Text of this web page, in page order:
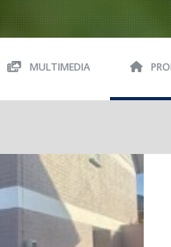
MULTIMEDIA